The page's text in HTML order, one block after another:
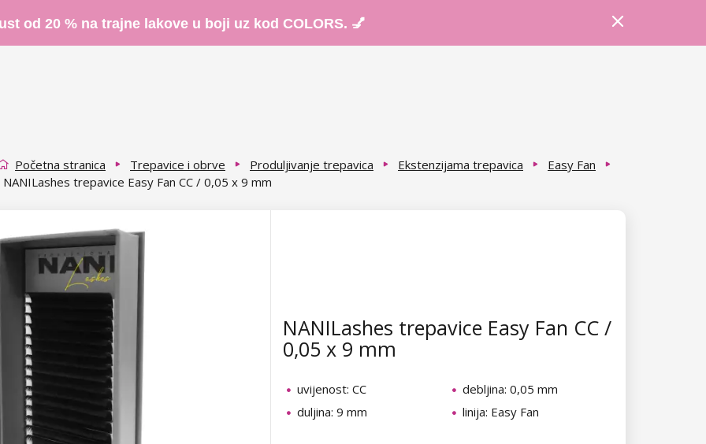
od 20 % na trajne lakove u boji uz kod COLORS. 💅
Početna stranica Trepavice i obrve Produljivanje trepavica Ekstenzijama trepavica
Easy Fan
NANILashes trepavice Easy Fan CC / 0,05 x 9 mm
NANILashes trepavice Easy Fan CC /
0,05 x 9 mm
uvijenost: CC
debljina: 0,05 mm
duljina: 9 mm
linija: Easy Fan